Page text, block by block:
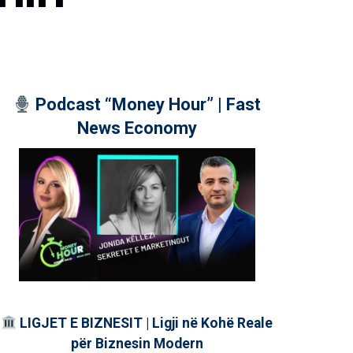
Podcast “Money Hour” | Fast
News Economy
LIGJET E BIZNESIT | Ligji në Kohë Reale
për Biznesin Modern